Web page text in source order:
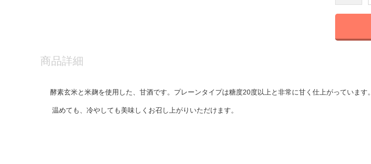
商品詳細
酵素玄米と米麹を使用した、甘酒です。プレーンタイプは糖度20度以上と非常に甘く仕上がっています。
温めても、冷やしても美味しくお召し上がりいただけます。